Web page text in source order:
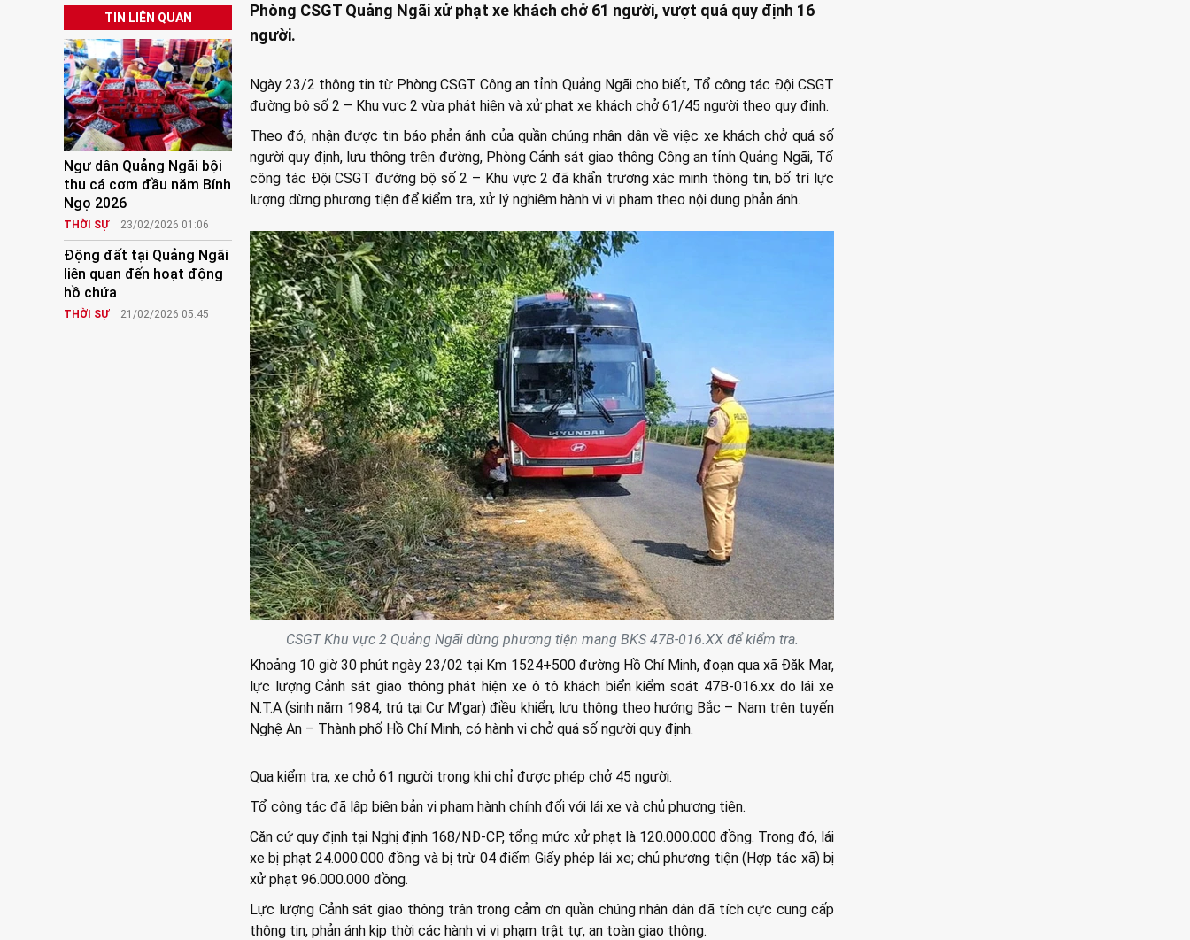
TIN LIÊN QUAN
Ngư dân Quảng Ngãi bội
thu cá cơm đầu năm Bính
Ngọ 2026
THỜI SỰ 23/02/2026 01:06
Động đất tại Quảng Ngãi
liên quan đến hoạt động
hồ chứa
THỜI SỰ 21/02/2026 05:45
Phòng CSGT Quảng Ngãi xử phạt xe khách chở 61 người, vượt quá quy định 16
người.
Ngày 23/2 thông tin từ Phòng CSGT Công an tỉnh Quảng Ngãi cho biết, Tổ công tác Đội CSGT
đường bộ số 2 – Khu vực 2 vừa phát hiện và xử phạt xe khách chở 61/45 người theo quy định.
Theo đó, nhận được tin báo phản ánh của quần chúng nhân dân về việc xe khách chở quá số
người quy định, lưu thông trên đường, Phòng Cảnh sát giao thông Công an tỉnh Quảng Ngãi, Tổ
công tác Đội CSGT đường bộ số 2 – Khu vực 2 đã khẩn trương xác minh thông tin, bố trí lực
lượng dừng phương tiện để kiểm tra, xử lý nghiêm hành vi vi phạm theo nội dung phản ánh.
CSGT Khu vực 2 Quảng Ngãi dừng phương tiện mang BKS 47B-016.XX để kiểm tra.
Khoảng 10 giờ 30 phút ngày 23/02 tại Km 1524+500 đường Hồ Chí Minh, đoạn qua xã Đăk Mar,
lực lượng Cảnh sát giao thông phát hiện xe ô tô khách biển kiểm soát 47B-016.xx do lái xe
N.T.A (sinh năm 1984, trú tại Cư M'gar) điều khiển, lưu thông theo hướng Bắc – Nam trên tuyến
Nghệ An – Thành phố Hồ Chí Minh, có hành vi chở quá số người quy định.
Qua kiểm tra, xe chở 61 người trong khi chỉ được phép chở 45 người.
Tổ công tác đã lập biên bản vi phạm hành chính đối với lái xe và chủ phương tiện.
Căn cứ quy định tại Nghị định 168/NĐ-CP, tổng mức xử phạt là 120.000.000 đồng. Trong đó, lái
xe bị phạt 24.000.000 đồng và bị trừ 04 điểm Giấy phép lái xe; chủ phương tiện (Hợp tác xã) bị
xử phạt 96.000.000 đồng.
Lực lượng Cảnh sát giao thông trân trọng cảm ơn quần chúng nhân dân đã tích cực cung cấp
thông tin, phản ánh kịp thời các hành vi vi phạm trật tự, an toàn giao thông.